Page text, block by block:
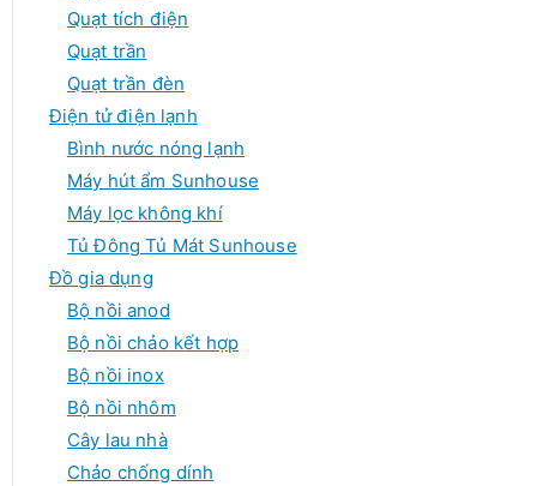
Quạt tích điện
Quạt trần
Quạt trần đèn
Điện tử điện lạnh
Bình nước nóng lạnh
Máy hút ẩm Sunhouse
Máy lọc không khí
Tủ Đông Tủ Mát Sunhouse
Đồ gia dụng
Bộ nồi anod
Bộ nồi chảo kết hợp
Bộ nồi inox
Bộ nồi nhôm
Cây lau nhà
Chảo chống dính